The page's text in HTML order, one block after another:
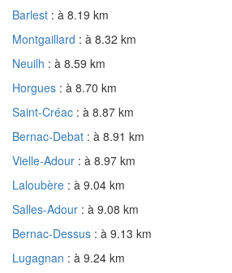
Barlest : à 8.19 km
Montgaillard : à 8.32 km
Neuilh : à 8.59 km
Horgues : à 8.70 km
Saint-Créac : à 8.87 km
Bernac-Debat : à 8.91 km
Vielle-Adour : à 8.97 km
Laloubère : à 9.04 km
Salles-Adour : à 9.08 km
Bernac-Dessus : à 9.13 km
Lugagnan : à 9.24 km